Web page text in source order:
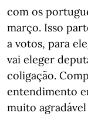
com os
março. Isso
a votos, para
vai eleger
coligação.
entendimento
muito